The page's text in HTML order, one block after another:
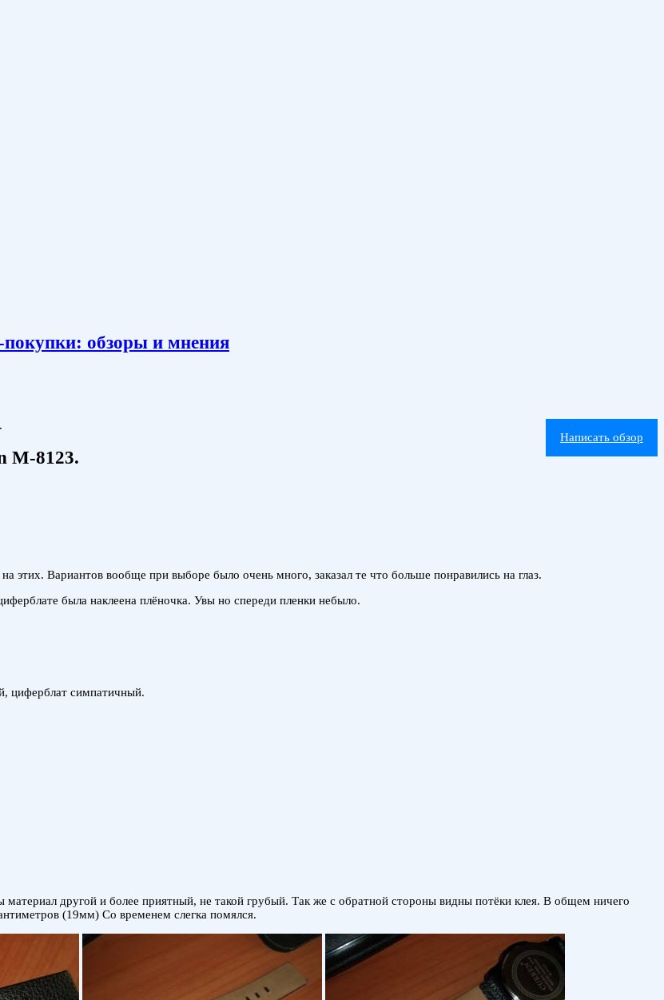
обзоры и мнения
Написать обзор
M-8123.
этих. Вариантов вообще при выборе было очень много, заказал те что больше понравились на глаз.
была наклеена плёночка. Увы но спереди пленки небыло.
циферблат симпатичный.
другой и более приятный, не такой грубый. Так же с обратной стороны видны потёки клея. В общем ничего
(19мм) Со временем слегка помялся.